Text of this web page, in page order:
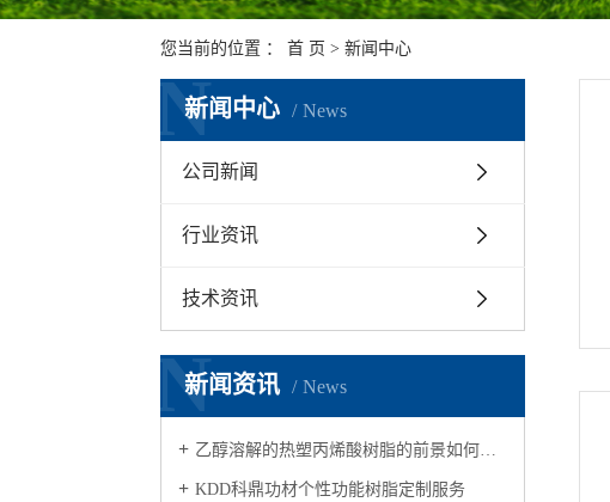
您当前的位置 ：首 页 >新闻中心
新闻中心 News
N
公司新闻
行业资讯
技术资讯
新闻资讯 News
N
乙醇溶解的热塑丙烯酸树脂的前景如何？适合应用在哪个行业？
KDD科鼎功材个性功能树脂定制服务